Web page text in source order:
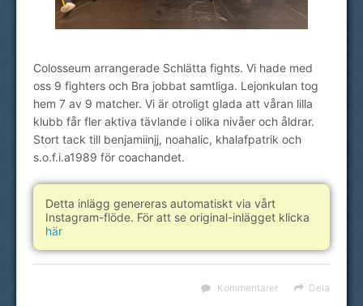
Colosseum arrangerade Schlätta fights. Vi hade med
oss 9 fighters och Bra jobbat samtliga. Lejonkulan tog
hem 7 av 9 matcher. Vi är otroligt glada att våran lilla
klubb får fler aktiva tävlande i olika nivåer och åldrar.
Stort tack till benjamiinjj, noahalic, khalafpatrik och
s.o.f.i.a1989 för coachandet.
Detta inlägg genereras automatiskt via vårt
Instagram-flöde. För att se original-inlägget klicka
här
Dela
Kommentarer